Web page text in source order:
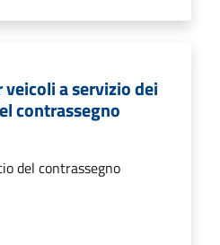
a servizio dei
contrassegno
del contrassegno